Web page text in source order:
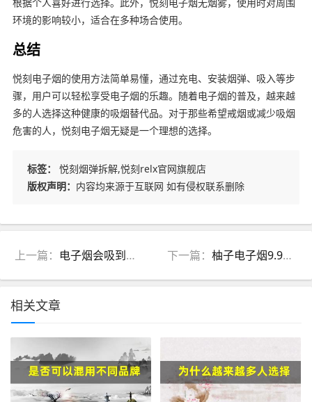
环境的影响较小，适合在多种场合使用。
总结
悦刻电子烟的使用方法简单易懂，通过充电、安装烟弹、吸入等步
骤，用户可以轻松享受电子烟的乐趣。随着电子烟的普及，越来越
多的人选择这种健康的吸烟替代品。对于那些希望戒烟或减少吸烟
危害的人，悦刻电子烟无疑是一个理想的选择。
标签：
悦刻烟弹拆解,悦刻relx官网旗舰店
版权声明： 内容均来源于互联网 如有侵权联系删除
上一篇： 电子烟会吸到油(电子烟能吸到烟油是怎么回事) 下一篇：柚子电子烟9.9视频(柚子电子烟测评视频)
相关文章